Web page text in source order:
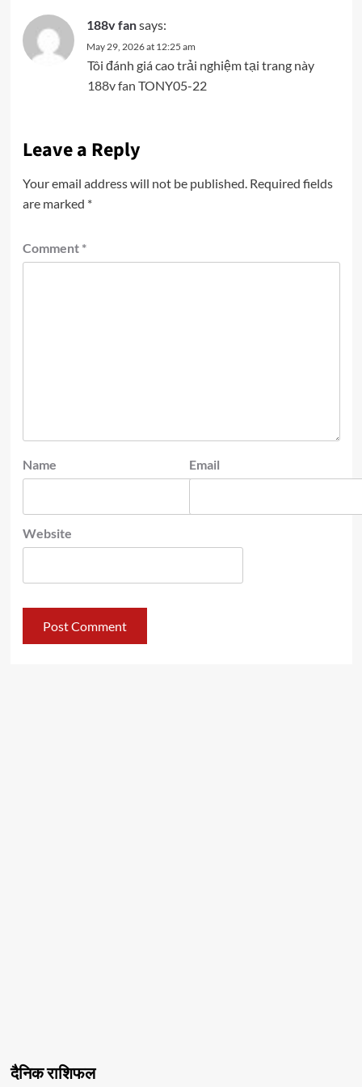
188v fansays:
May 29, 2026 at 12:25 am
Tôi đánh giá cao trải nghiệm tại trang này
188v fan TONY05-22
Leave a Reply
Your email address will not be published. Required fields
are marked *
Comment *
Name Email
Website
दैनिक राशिफल